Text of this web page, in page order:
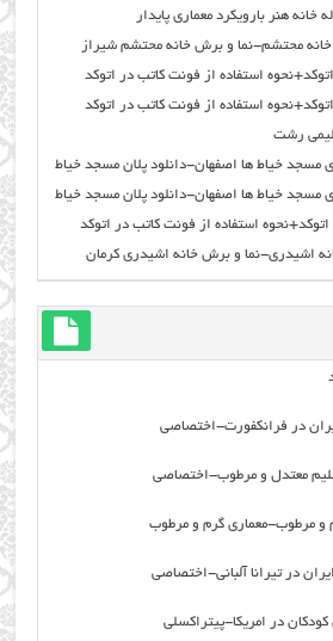
خانه هنر بارویکرد معماری پایدار
خانه محتشم-نما و برش خانه محتشم شیراز
استفاده از فونت کاتب در اتوکد
استفاده از فونت کاتب در اتوکد
رشت
مسجد خیاط ها اصفهان-دانلود پلان مسجد خیاط
مسجد خیاط ها اصفهان-دانلود پلان مسجد خیاط
استفاده از فونت کاتب در اتوکد
اشیدری-نما و برش خانه اشیدری کرمان
در فرانکفورت-اختصاصی
معتدل و مرطوب-اختصاصی
و مرطوب-معماری گرم و مرطوب
در تیرانا آلبانی-اختصاصی
در امریکا-پیتراکسلی